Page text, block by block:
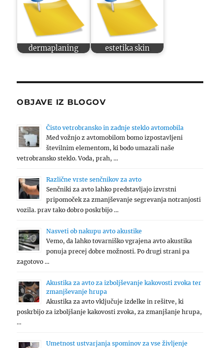
dermaplaning estetika skin
OBJAVE IZ BLOGOV
Čisto vetrobransko in zadnje steklo avtomobila
Med vožnjo z avtomobilom bomo izpostavljeni
številnim elementom, ki bodo umazali naše
vetrobransko steklo. Voda, prah, …
Različne vrste senčnikov za avto
Senčniki za avto lahko predstavljajo izvrstni
pripomoček za zmanjševanje segrevanja notranjosti
vozila. prav tako dobro poskrbijo …
Nasveti ob nakupu avto akustike
Vemo, da lahko tovarniško vgrajena avto akustika
ponuja precej dobre možnosti. Po drugi strani pa
zagotovo …
Akustika za avto za izboljševanje kakovosti zvoka ter
zmanjševanje hrupa
Akustika za avto vključuje izdelke in rešitve, ki
poskrbijo za izboljšanje kakovosti zvoka, za zmanjšanje hrupa,
…
Umetnost ustvarjanja spominov za vse življenje